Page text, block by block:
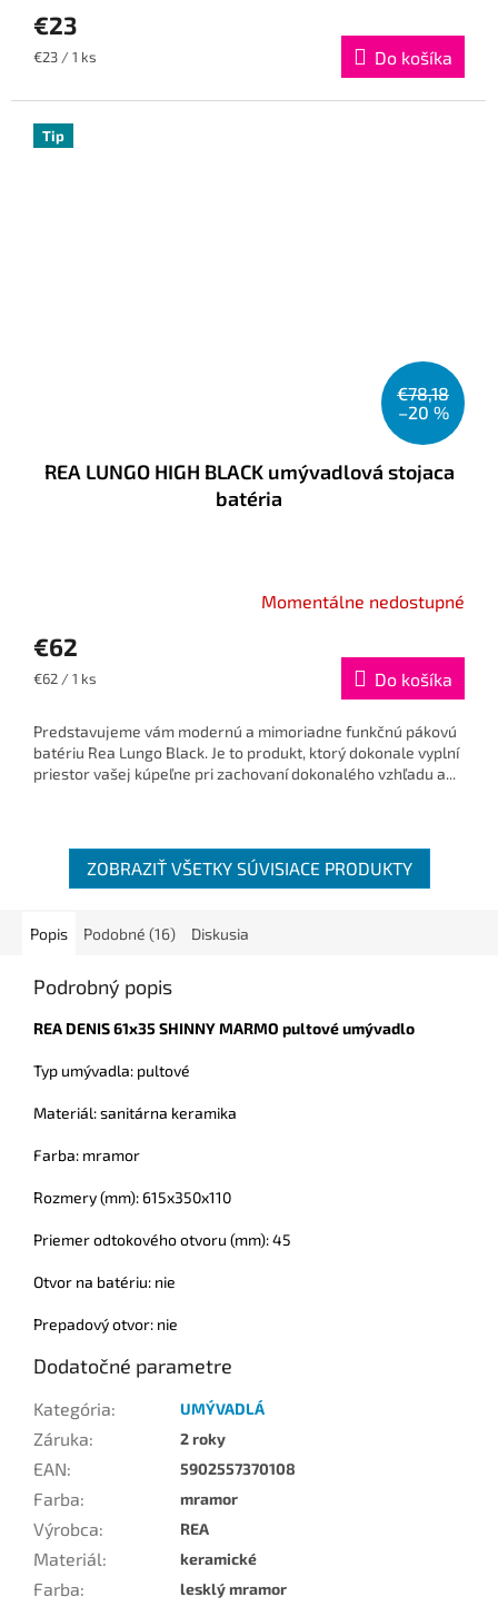
€23
Jednotková
€23 / 1 ks Do košíka
Tip
€78,18
–20 %
REA LUNGO HIGH BLACK umývadlová stojaca
batéria
Momentálne nedostupné
€62
Jednotková
€62 / 1 ks Do košíka
Predstavujeme vám modernú a mimoriadne funkčnú pákovú
batériu Rea Lungo Black. Je to produkt, ktorý dokonale vyplní
priestor vašej kúpeľne pri zachovaní dokonalého vzhľadu a...
ZOBRAZIŤ VŠETKY SÚVISIACE PRODUKTY
Popis Podobné (16) Diskusia
Podrobný popis
REA DENIS 61x35 SHINNY MARMO pultové umývadlo
Typ umývadla: pultové
Materiál: sanitárna keramika
Farba: mramor
Rozmery (mm): 615x350x110
Priemer odtokového otvoru (mm): 45
Otvor na batériu: nie
Prepadový otvor: nie
Dodatočné parametre
Kategória: UMÝVADLÁ
Záruka: 2 roky
EAN: 5902557370108
Farba: mramor
Výrobca: REA
Materiál: keramické
Farba: lesklý mramor